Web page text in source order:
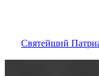
Святейший